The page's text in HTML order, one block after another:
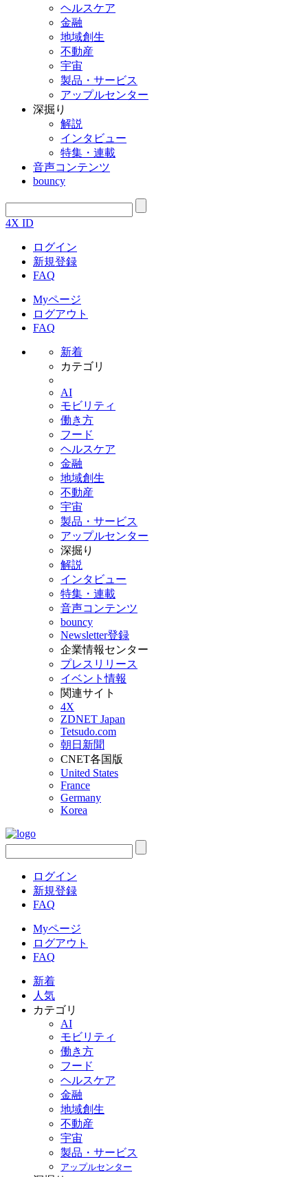
ヘルスケア
金融
地域創生
不動産
宇宙
製品・サービス
アップルセンター
深掘り
解説
インタビュー
特集・連載
音声コンテンツ
bouncy
4X ID
ログイン
新規登録
FAQ
Myページ
ログアウト
FAQ
新着
カテゴリ
AI
モビリティ
働き方
フード
ヘルスケア
金融
地域創生
不動産
宇宙
製品・サービス
アップルセンター
深掘り
解説
インタビュー
特集・連載
音声コンテンツ
bouncy
Newsletter登録
企業情報センター
プレスリリース
イベント情報
関連サイト
4X
ZDNET Japan
Tetsudo.com
朝日新聞
CNET各国版
United States
France
Germany
Korea
ログイン
新規登録
FAQ
Myページ
ログアウト
FAQ
新着
人気
カテゴリ
AI
モビリティ
働き方
フード
ヘルスケア
金融
地域創生
不動産
宇宙
製品・サービス
アップルセンター